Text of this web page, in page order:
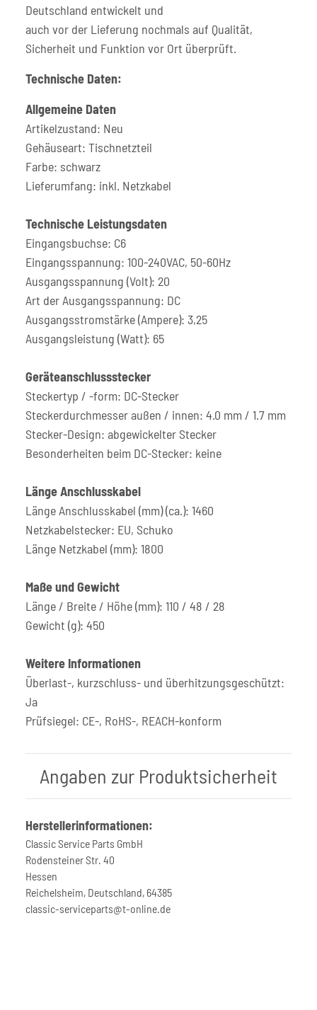
Deutschland entwickelt und
auch vor der Lieferung nochmals auf Qualität,
Sicherheit und Funktion vor Ort überprüft.
Technische Daten:
Allgemeine Daten
Artikelzustand: Neu
Gehäuseart: Tischnetzteil
Farbe: schwarz
Lieferumfang: inkl. Netzkabel
Technische Leistungsdaten
Eingangsbuchse: C6
Eingangsspannung: 100-240VAC, 50-60Hz
Ausgangsspannung (Volt): 20
Art der Ausgangsspannung: DC
Ausgangsstromstärke (Ampere): 3,25
Ausgangsleistung (Watt): 65
Geräteanschlussstecker
Steckertyp / -form: DC-Stecker
Steckerdurchmesser außen / innen: 4.0 mm / 1.7 mm
Stecker-Design: abgewickelter Stecker
Besonderheiten beim DC-Stecker: keine
Länge Anschlusskabel
Länge Anschlusskabel (mm) (ca.): 1460
Netzkabelstecker: EU, Schuko
Länge Netzkabel (mm): 1800
Maße und Gewicht
Länge / Breite / Höhe (mm): 110 / 48 / 28
Gewicht (g): 450
Weitere Informationen
Überlast-, kurzschluss- und überhitzungsgeschützt:
Ja
Prüfsiegel: CE-, RoHS-, REACH-konform
Angaben zur Produktsicherheit
Herstellerinformationen:
Classic Service Parts GmbH
Rodensteiner Str. 40
Hessen
Reichelsheim, Deutschland, 64385
classic-serviceparts@t-online.de